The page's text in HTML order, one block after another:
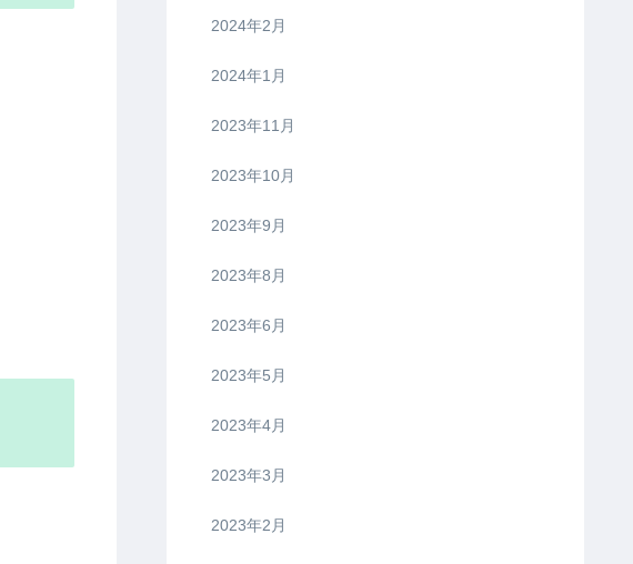
2024年2月
2024年1月
2023年11月
2023年10月
2023年9月
2023年8月
2023年6月
2023年5月
2023年4月
2023年3月
2023年2月